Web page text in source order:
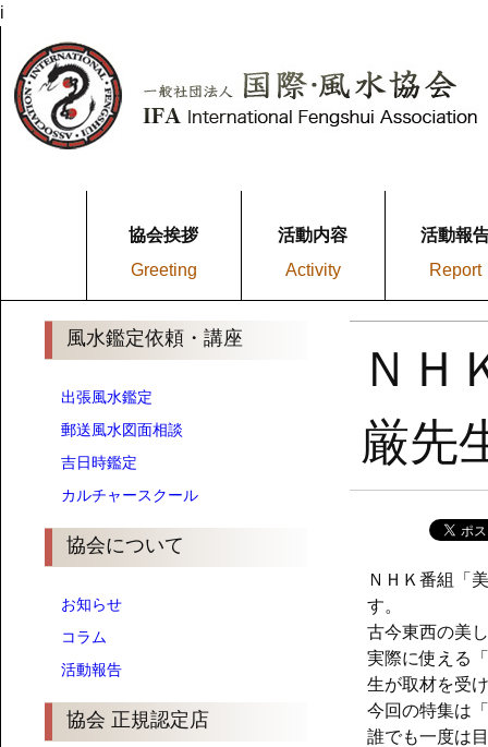
i
協会挨拶
Greeting
活動内容
Activity
活動報
Report
風水鑑定依頼・講座
出張風水鑑定
郵送風水図面相談
吉日時鑑定
カルチャースクール
協会について
お知らせ
コラム
活動報告
協会 正規認定店
ＮＨ
厳先
ＮＨＫ番組「
す。
古今東西の美
実際に使える
生が取材を受
今回の特集は
誰でも一度は